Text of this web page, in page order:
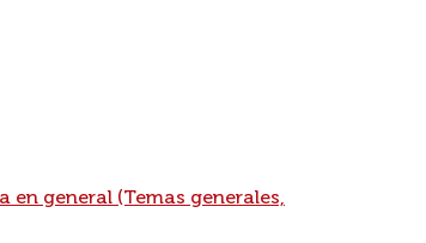
en general (Temas generales,